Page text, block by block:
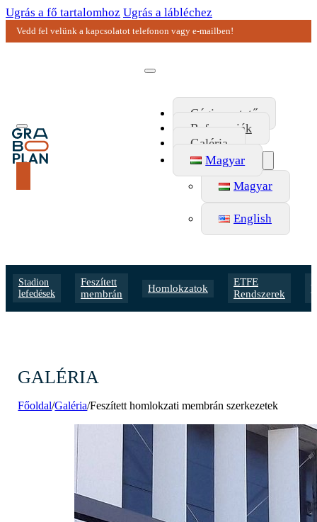
Ugrás a fő tartalomhoz Ugrás a lábléchez
Vedd fel velünk a kapcsolatot telefonon vagy e-mailben!
Cégismertető
Referenciák
Galéria
Magyar
Magyar
English
Stadion
lefedések
Feszített
membrán
Homlokzatok
ETFE
Rendszerek
GALÉRIA
Főoldal/Galéria/Feszített homlokzati membrán szerkezetek